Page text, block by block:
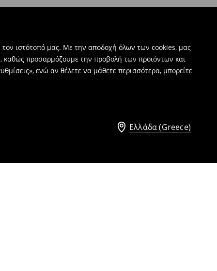
τον ιστότοπό μας. Με την αποδοχή όλων των cookies, μας
καθώς προσαρμόζουμε την προβολή των προϊόντων και
ενώ αν θέλετε να μάθετε περισσότερα, μπορείτε
Ελλάδα (Greece)